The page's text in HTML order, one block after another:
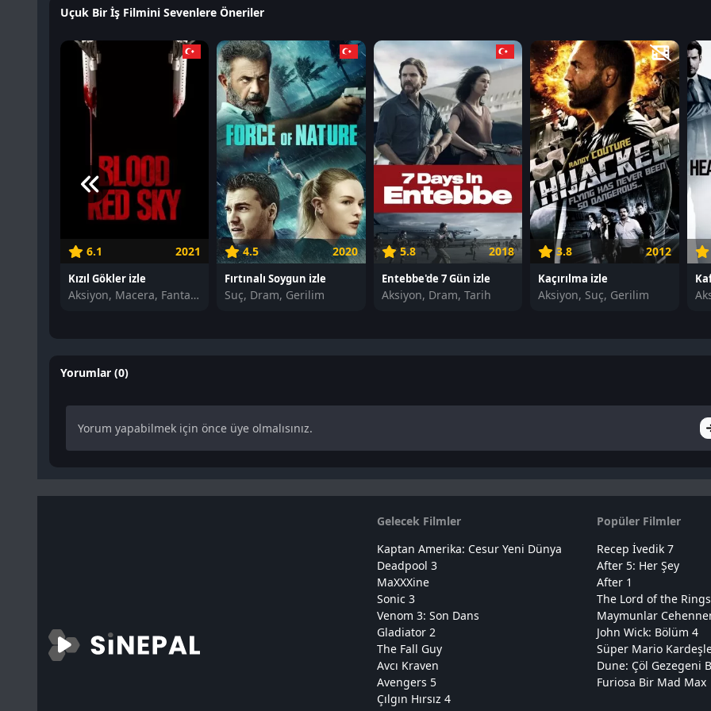
Uçuk Bir İş Filmini Sevenlere Öneriler
6.1 2021
Kızıl Gökler izle
Aksiyon, Macera, Fantastik
4.5 2020
Fırtınalı Soygun izle
Suç, Dram, Gerilim
5.8 2018
Entebbe'de 7 Gün izle
Aksiyon, Dram, Tarih
3.8 2012
Kaçırılma izle
Aksiyon, Suç, Gerilim
Yorumlar (0)
Yorum yapabilmek için önce üye olmalısınız.
Gelecek Filmler
Kaptan Amerika: Cesur Yeni Dünya
Deadpool 3
MaXXXine
Sonic 3
Venom 3: Son Dans
Gladiator 2
The Fall Guy
Avcı Kraven
Avengers 5
Çılgın Hırsız 4
Popüler Filmler
Recep İvedik 7
After 5: Her Şey
After 1
The Lord of the Rings
Maymunlar
John Wick: Bölüm 4
Süper Mario
Dune: Çöl Gezegeni
Furiosa Bir Mad Max